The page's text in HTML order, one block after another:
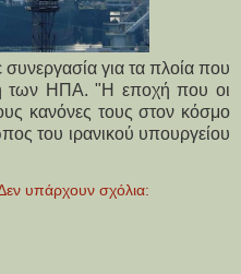
για τα πλοία που
των ΗΠΑ. "Η εποχή που οι
κανόνες τους στον κόσμο
του ιρανικού υπουργείου
υπάρχουν σχόλια: